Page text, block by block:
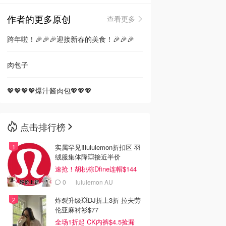
🇳🇿新西兰
作者的更多原创
查看更多
跨年啦！🎉🎉🎉迎接新春的美食！🎉🎉🎉
肉包子
💖💖💖💖爆汁酱肉包💖💖💖
点击排行榜
实属罕见‼️lululemon折扣区 羽
绒服集体降💥接近半价
速抢！胡桃棕Dfine连帽$144
0 lululemon AU
炸裂升级💥DJ折上3折 拉夫劳
伦亚麻衬衫$77
全场1折起 CK内裤$4.5捡漏